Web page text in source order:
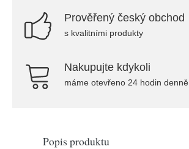
Prověřený český obchod
s kvalitními produkty
Nakupujte kdykoli
máme otevřeno 24 hodin denně
Popis produktu